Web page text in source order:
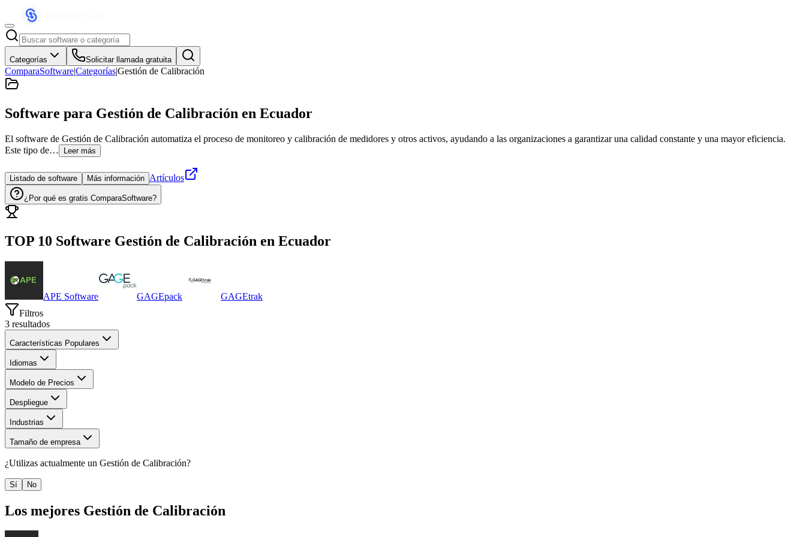
Categorías Solicitar llamada gratuita
ComparaSoftware|Categorías|Gestión de Calibración
Software para Gestión de Calibración en Ecuador
El software de Gestión de Calibración automatiza el proceso de monitoreo y calibración de medidores y otros activos, ayudando a las organizaciones a garantizar una calidad constante y una mayor eficiencia.
Este tipo de…
Leer más
Listado de software Más información Artículos
¿Por qué es gratis ComparaSoftware?
TOP 10 Software Gestión de Calibración en Ecuador
APE Software GAGEpack
GAGEtrak
Filtros
3 resultados
Características Populares
Idiomas
Modelo de Precios
Despliegue
Industrias
Tamaño de empresa
¿Utilizas actualmente un Gestión de Calibración?
Sí No
Los mejores Gestión de Calibración